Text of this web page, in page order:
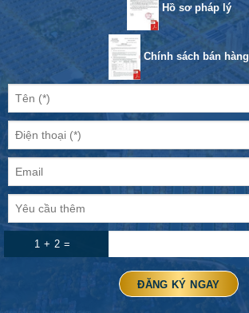
Hồ sơ pháp lý
Chính sách bán hàng
1 + 2 =